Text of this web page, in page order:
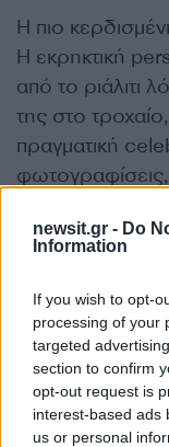
newsit.gr - Do
Information
If you wish to opt-
processing of your
targeted
section to confirm
opt-out request is
interest-based ads
us or personal
Η πιο
Η εκρηκτική
από το ριάλιτι
της στο
πραγματική
φωτογραφίσεις,
εκπομπές
Από το ένθετο
με τον